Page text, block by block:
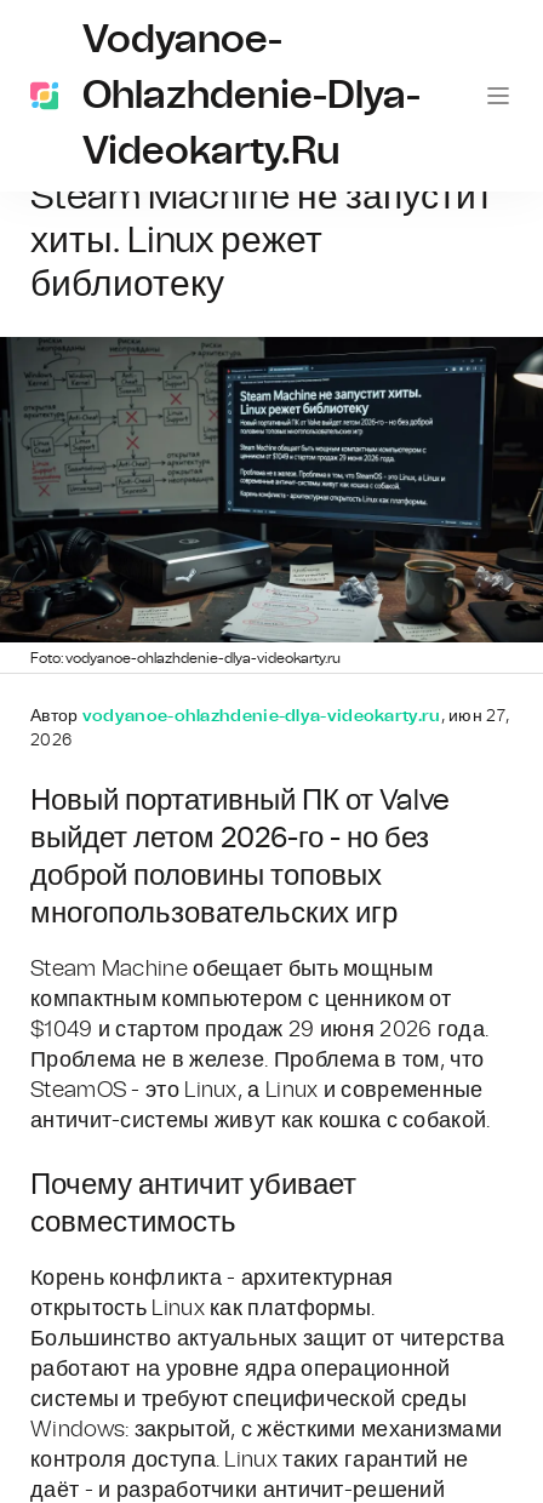
Vodyanoe-
Ohlazhdenie-Dlya-
Videokarty.ru
Главная Steam Machine Steam Machine не запустит хиты. Linux
Steam Machine не запустит
хиты. Linux режет
библиотеку
Foto: vodyanoe-ohlazhdenie-dlya-videokarty.ru
Автор vodyanoe-ohlazhdenie-dlya-videokarty.ru , июн 27,
2026
Новый портативный ПК от Valve
выйдет летом 2026-го - но без
доброй половины топовых
многопользовательских игр
Steam Machine обещает быть мощным
компактным компьютером с ценником от
$1049 и стартом продаж 29 июня 2026 года.
Проблема не в железе. Проблема в том, что
SteamOS - это Linux, а Linux и современные
античит-системы живут как кошка с собакой.
Почему античит убивает
совместимость
Корень конфликта - архитектурная
открытость Linux как платформы.
Большинство актуальных защит от читерства
работают на уровне ядра операционной
системы и требуют специфической среды
Windows: закрытой, с жёсткими механизмами
контроля доступа. Linux таких гарантий не
даёт - и разработчики античит-решений